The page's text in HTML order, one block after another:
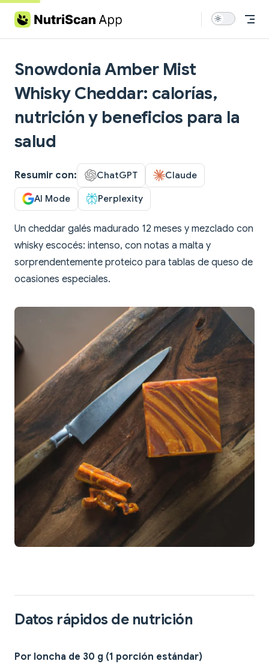
Skip to content
Snowdonia Amber Mist
Whisky Cheddar: calorías,
nutrición y beneficios para la
salud
Resumir con: ChatGPT Claude
AI Mode Perplexity
Un cheddar galés madurado 12 meses y mezclado con
whisky escocés: intenso, con notas a malta y
sorprendentemente proteico para tablas de queso de
ocasiones especiales.
Datos rápidos de nutrición
Por loncha de 30 g (1 porción estándar)